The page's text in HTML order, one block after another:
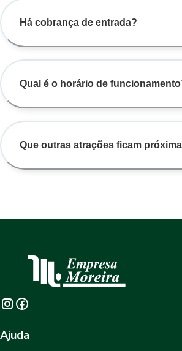
Há cobrança de entrada?
Qual é o horário de
Que outras atrações ficam
Ajuda